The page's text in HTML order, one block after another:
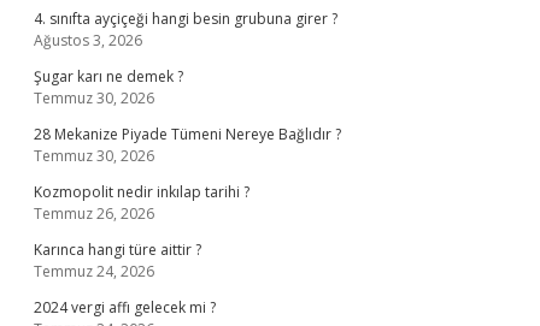
4. sınıfta ayçiçeği hangi besin grubuna girer ?
Ağustos 3, 2026
Şugar karı ne demek ?
Temmuz 30, 2026
28 Mekanize Piyade Tümeni Nereye Bağlıdır ?
Temmuz 30, 2026
Kozmopolit nedir inkılap tarihi ?
Temmuz 26, 2026
Karınca hangi türe aittir ?
Temmuz 24, 2026
2024 vergi affı gelecek mi ?